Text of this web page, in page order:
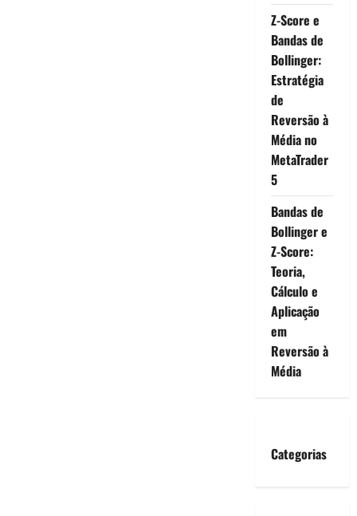
Z-Score e
Bandas de
Bollinger:
Estratégia
de
Reversão à
Média no
MetaTrader
5
Bandas de
Bollinger e
Z-Score:
Teoria,
Cálculo e
Aplicação
em
Reversão à
Média
Categorias